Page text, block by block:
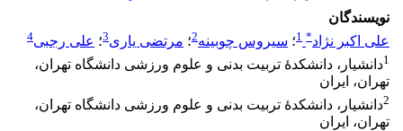
نویسندگان
علی اکبر نژاد*
1؛ سیروس چوبینه2؛ مرتضی یاری3؛ علی رجبی4
1دانشیار، دانشکدۀ تربیت بدنی و علوم ورزشی دانشگاه تهران،
تهران، ایران
2دانشیار، دانشکدۀ تربیت بدنی و علوم ورزشی دانشگاه تهران،
تهران، ایران